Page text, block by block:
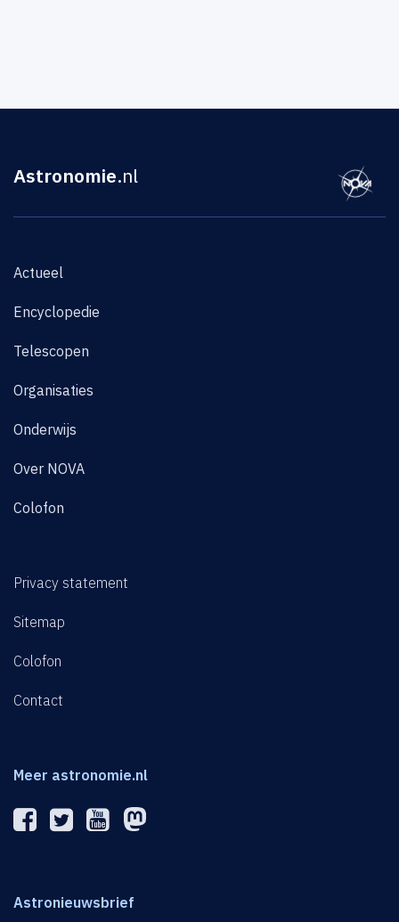
Astronomie.nl
Actueel
Encyclopedie
Telescopen
Organisaties
Onderwijs
Over NOVA
Colofon
Privacy statement
Sitemap
Colofon
Contact
Meer astronomie.nl
Astronieuwsbrief